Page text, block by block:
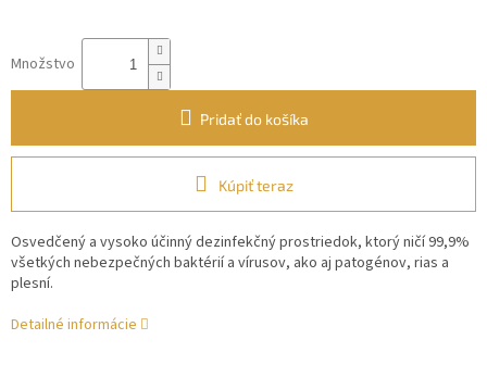
Množstvo
Pridať do košíka
Kúpiť teraz
Osvedčený a vysoko účinný dezinfekčný prostriedok, ktorý ničí 99,9%
všetkých nebezpečných baktérií a vírusov, ako aj patogénov, rias a
plesní.
Detailné informácie